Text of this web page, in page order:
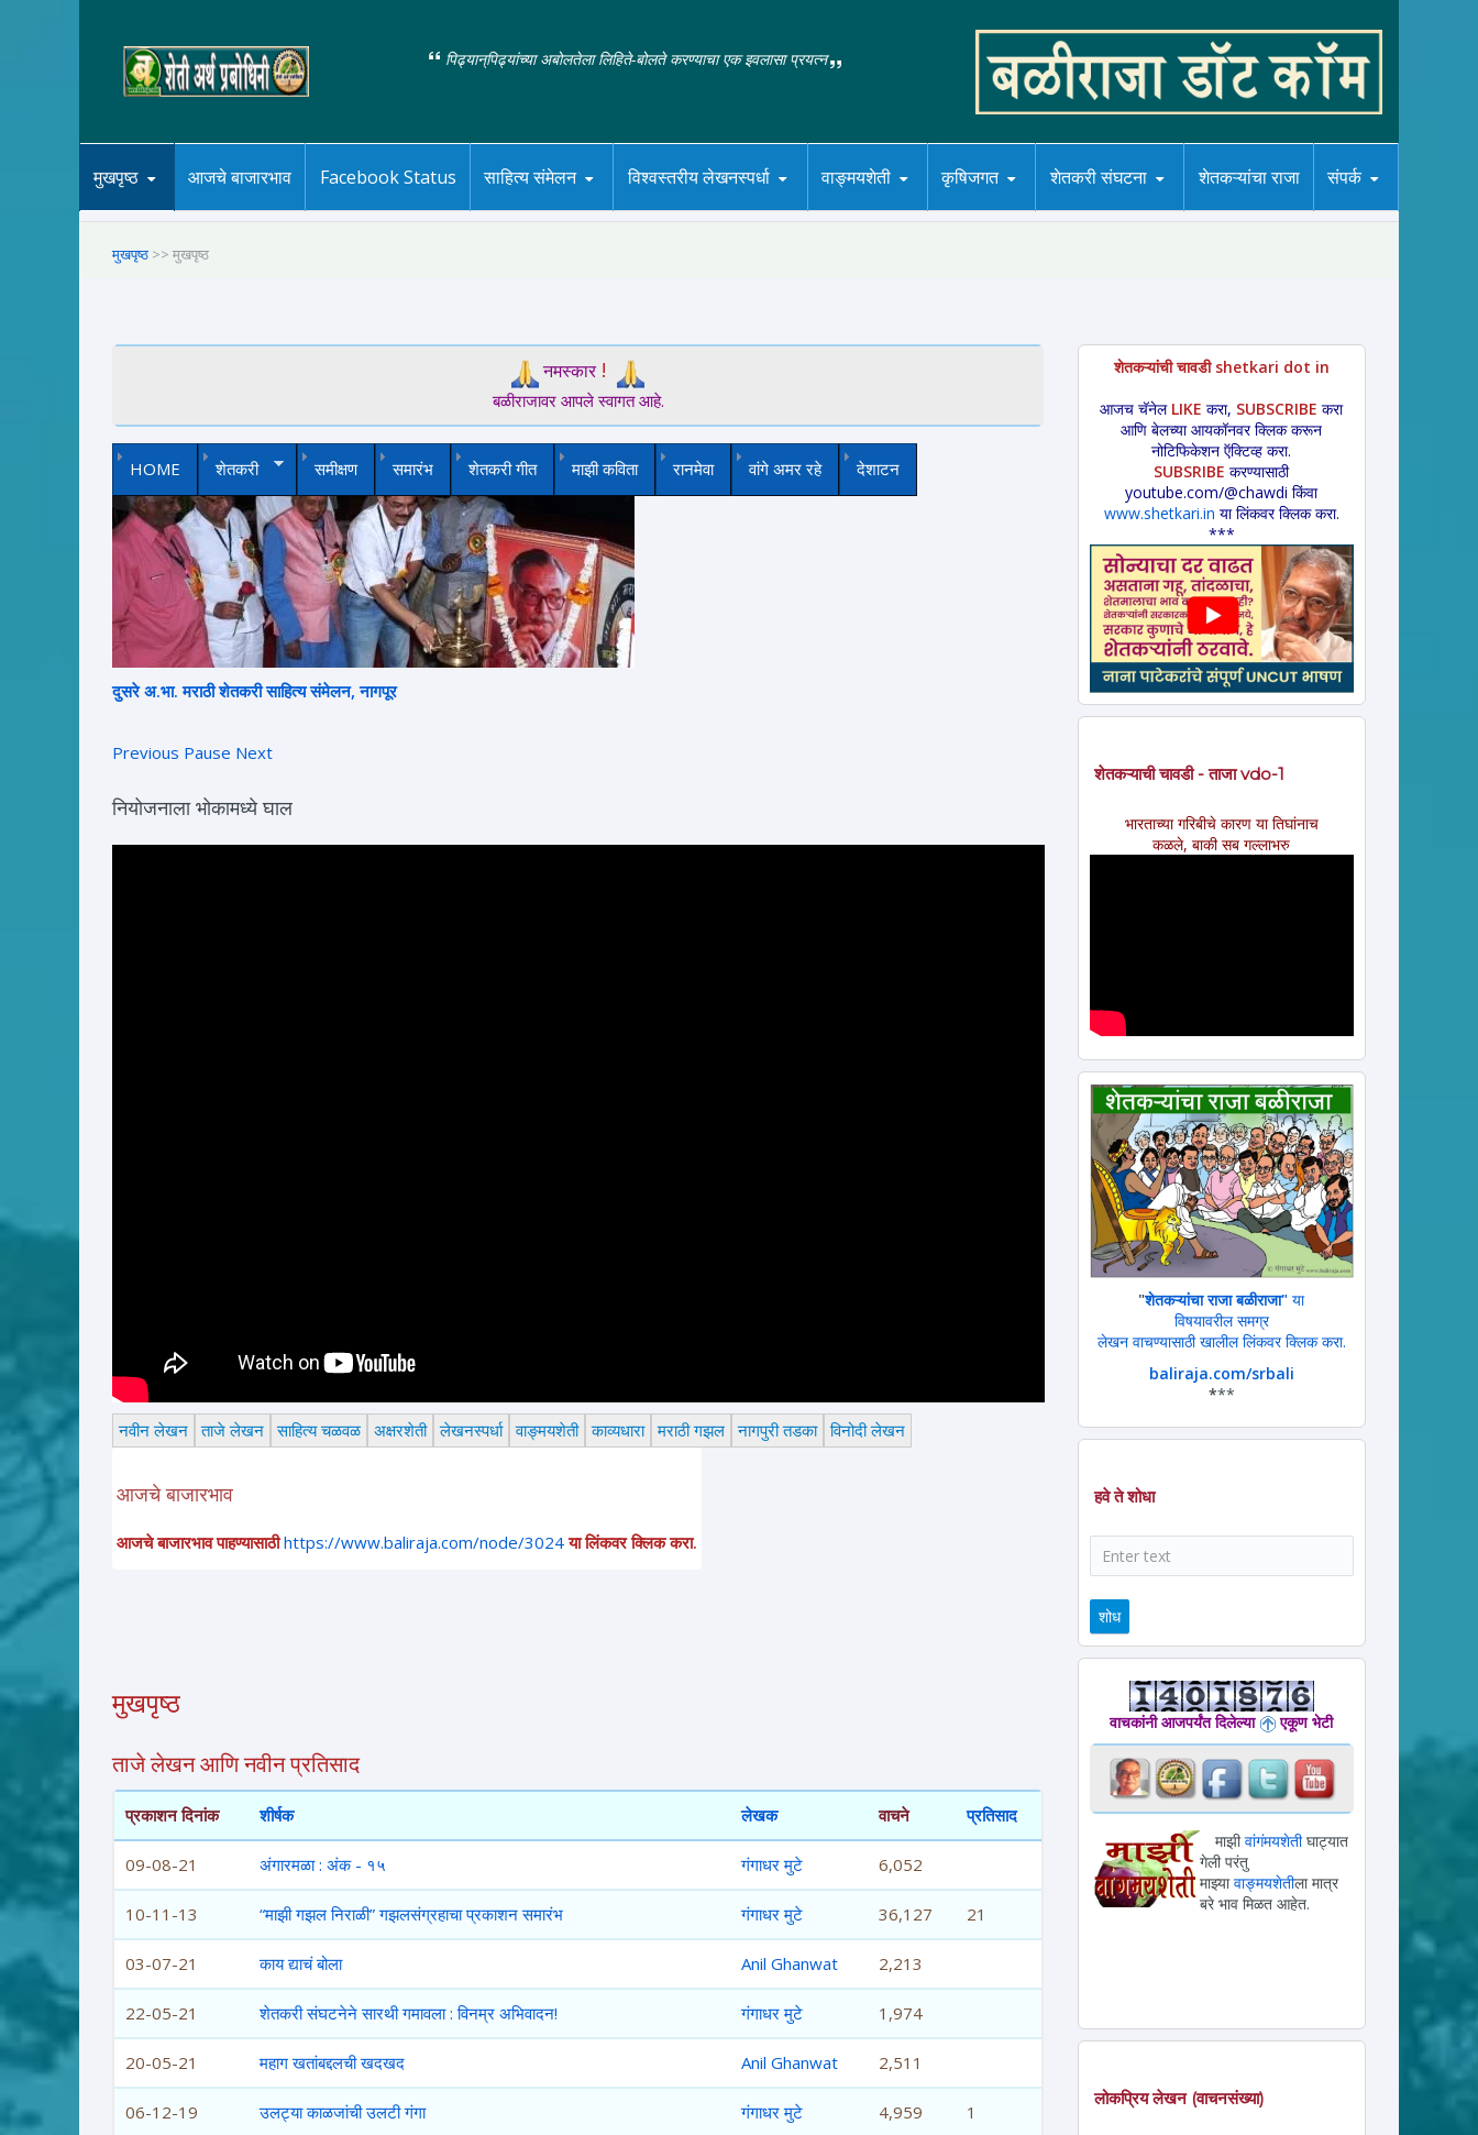
पिढ्यान्‌पिढ्यांच्या अबोलतेला लिहिते-बोलते करण्याचा एक इवलासा प्रयत्न
मुखपृष्ठ आजचे बाजारभाव Facebook Status साहित्य संमेलन विश्वस्तरीय लेखनस्पर्धा वाङ्मयशेती कृषिजगत शेतकरी संघटना शेतकऱ्यांचा राजा संपर्क
मुखपृष्ठ >> मुखपृष्ठ
नमस्कार!
बळीराजावर आपले स्वागत आहे.
HOME शेतकरी समीक्षण समारंभ शेतकरी गीत माझी कविता रानमेवा वांगे अमर रहे देशाटन
दुसरे अ.भा. मराठी शेतकरी साहित्य संमेलन, नागपूर
Previous Pause Next
नियोजनाला भोकामध्ये घाल
नवीन लेखन ताजे लेखन साहित्य चळवळ अक्षरशेती लेखनस्पर्धा वाङ्मयशेती काव्यधारा मराठी गझल नागपुरी तडका विनोदी लेखन
आजचे बाजारभाव
आजचे बाजारभाव पाहण्यासाठी https://www.baliraja.com/node/3024 या लिंकवर क्लिक करा.
मुखपृष्ठ
ताजे लेखन आणि नवीन प्रतिसाद
प्रकाशन दिनांक शीर्षक लेखक वाचने प्रतिसाद
09-08-21 अंगारमळा : अंक - १५ गंगाधर मुटे 6,052
10-11-13 “माझी गझल निराळी” गझलसंग्रहाचा प्रकाशन समारंभ गंगाधर मुटे 36,127 21
03-07-21 काय द्याचं बोला Anil Ghanwat 2,213
22-05-21 शेतकरी संघटनेने सारथी गमावला : विनम्र अभिवादन! गंगाधर मुटे 1,974
20-05-21 महाग खतांबद्दलची खदखद Anil Ghanwat 2,511
06-12-19 उलट्या काळजांची उलटी गंगा गंगाधर मुटे 4,959 1
शेतकऱ्यांची चावडी shetkari dot in
आजच चॅनेल LIKE करा, SUBSCRIBE करा
आणि बेलच्या आयकॉनवर क्लिक करून
नोटिफिकेशन ऍक्टिव्ह करा.
SUBSRIBE करण्यासाठी
youtube.com/@chawdi किंवा
www.shetkari.in या लिंकवर क्लिक करा.
***
शेतकऱ्याची चावडी - ताजा vdo-1
भारताच्या गरिबीचे कारण या तिघांनाच
कळले, बाकी सब गल्लाभरु
"शेतकऱ्यांचा राजा बळीराजा" या
विषयावरील समग्र
लेखन वाचण्यासाठी खालील लिंकवर क्लिक करा.
baliraja.com/srbali
***
हवे ते शोधा
शोध
वाचकांनी आजपर्यंत दिलेल्या एकूण भेटी
माझीवांगंमयशेतीघाट्यात
गेली परंतु
माझ्यावाङ्मयशेतीला मात्र
बरे भाव मिळत आहेत.
लोकप्रिय लेखन (वाचनसंख्या)